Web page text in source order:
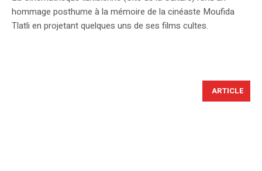
hommage posthume à la mémoire de la cinéaste Moufida
Tlatli en projetant quelques uns de ses films cultes.
ARTICLE